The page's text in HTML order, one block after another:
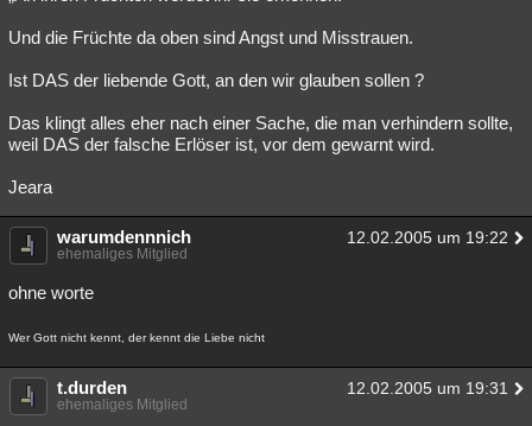
Und die Früchte da oben sind Angst und Misstrauen.
Ist DAS der liebende Gott, an den wir glauben sollen ?
Das klingt alles eher nach einer Sache, die man verhindern sollte,
weil DAS der falsche Erlöser ist, vor dem gewarnt wird.
Jeara
warumdennnich 12.02.2005 um 19:22
ehemaliges Mitglied
ohne worte
Wer Gott nicht kennt, der kennt die Liebe nicht
t.durden 12.02.2005 um 19:31
ehemaliges Mitglied